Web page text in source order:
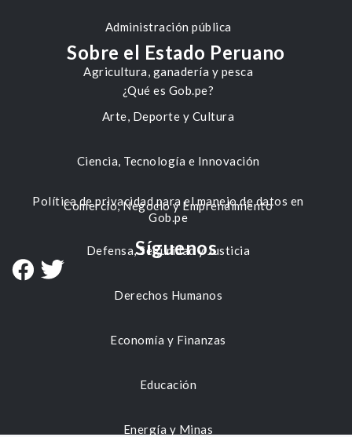
Administración pública
Agricultura, ganadería y pesca
Arte, Deporte y Cultura
Ciencia, Tecnología e Innovación
Comercio, Negocio y Emprendimiento
Defensa, Seguridad y Justicia
Derechos Humanos
Economía y Finanzas
Educación
Energía y Minas
Sobre el Estado Peruano
¿Qué es Gob.pe?
Política de privacidad para el manejo de datos en
Gob.pe
Síguenos